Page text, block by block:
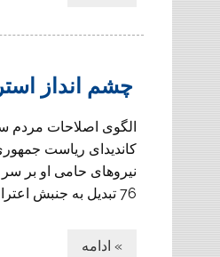
چشم انداز
الگوی اصلاحات مردم
کاندیدای ریاست
نیروهای حامی او بر
76 تبدیل به جنبش اعتراضی نیروهای اجتماعی […]
» ادامه